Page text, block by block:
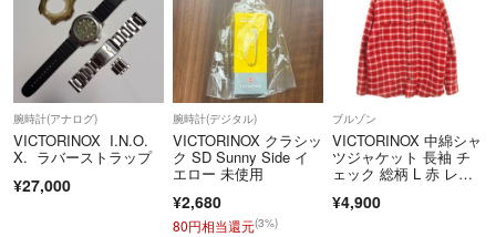
腕時計(アナログ)
VICTORINOX I.N.O.
X. ラバーストラップ
¥27,000
腕時計(デジタル)
VICTORINOX クラシッ
ク SD Sunny Side イ
エロー 未使用
¥2,680
80円相当還元(3%)
ブルゾン
VICTORINOX 中綿シャ
ツジャケット 長袖 チ
ェック 総柄 L 赤 レッ
¥4,900